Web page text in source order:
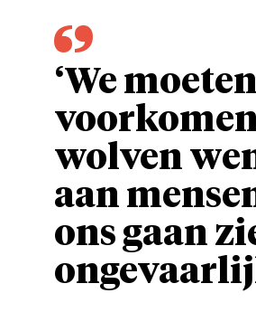
‘We moeten
wolven
aan
ons gaan